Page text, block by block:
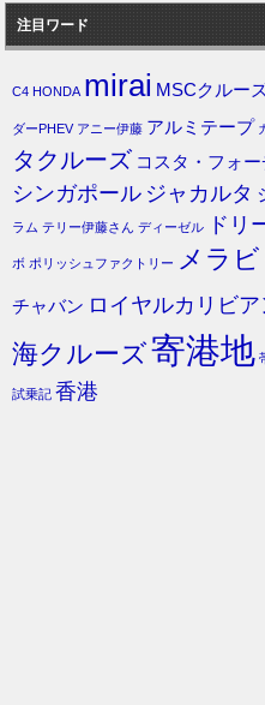
注目ワード
C4 HONDA mirai MSCクルー
ダーPHEV アニー伊藤 アルミテープ
タクルーズ コスタ・フォ
シンガポール ジャカルタ
ラム テリー伊藤さん ディーゼル ドリ
ボ ポリッシュファクトリー メラ
チャバン ロイヤルカリビア
海クルーズ寄港地
試乗記 香港